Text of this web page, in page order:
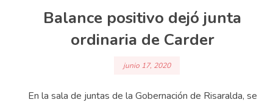
Balance positivo dejó junta
ordinaria de Carder
junio 17, 2020
En la sala de juntas de la Gobernación de Risaralda, se